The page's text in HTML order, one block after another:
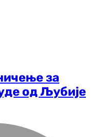
за
од Љубије